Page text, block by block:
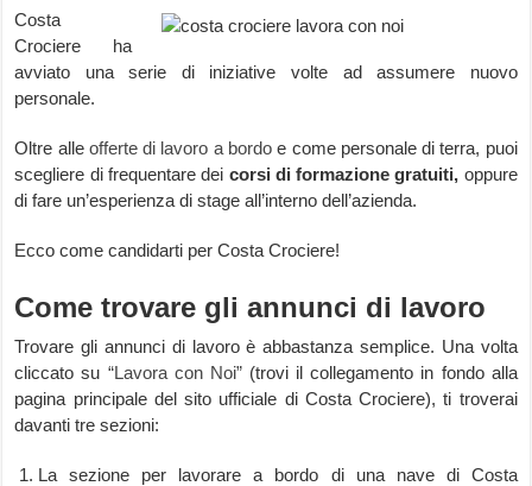
Costa
Crociere ha
avviato una serie di iniziative volte ad assumere nuovo
personale.
Oltre alle offerte di lavoro a bordo e come personale di terra, puoi
scegliere di frequentare dei corsi di formazione gratuiti, oppure
di fare un’esperienza di stage all’interno dell’azienda.
Ecco come candidarti per Costa Crociere!
Come trovare gli annunci di lavoro
Trovare gli annunci di lavoro è abbastanza semplice. Una volta
cliccato su “Lavora con Noi”(trovi il collegamento in fondo alla
pagina principale del sito ufficiale di Costa Crociere), ti troverai
davanti tre sezioni:
La sezione per lavorare a bordo di una nave di Costa